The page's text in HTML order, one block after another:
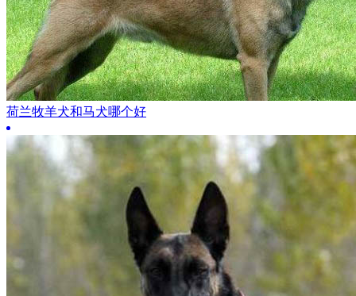
荷兰牧羊犬和马犬哪个好